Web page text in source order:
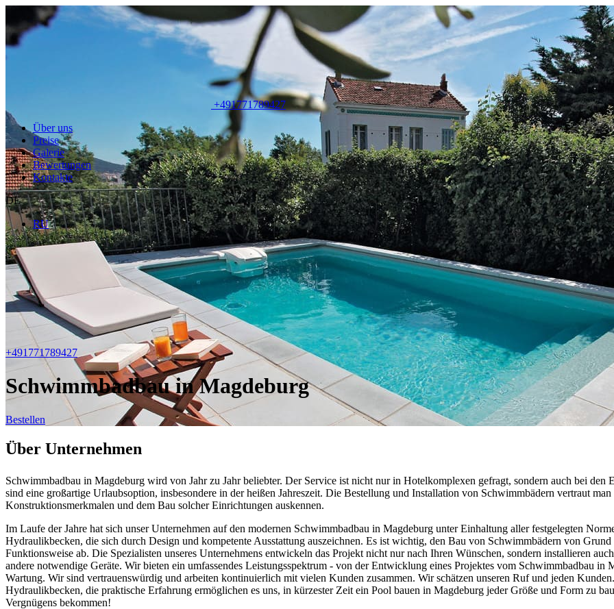
+491771789427
Über uns
Preise
Galerie
Bewertungen
Kontakte
DE
RU
+491771789427
Schwimmbadbau in Magdeburg
Bestellen
Über Unternehmen
Schwimmbadbau in Magdeburg wird von Jahr zu Jahr beliebter. Der Service ist nicht nur in Hotelkomplexen gefragt, sondern auch bei
sind eine großartige Urlaubsoption, insbesondere in der heißen Jahreszeit. Die Bestellung und Installation von Schwimmbädern vertraut
Konstruktionsmerkmalen und dem Bau solcher Einrichtungen auskennen.
Im Laufe der Jahre hat sich unser Unternehmen auf den modernen Schwimmbadbau in Magdeburg unter Einhaltung aller festgelegten
Hydraulikbecken, die sich durch Design und kompetente Ausstattung auszeichnen. Es ist wichtig, den Bau von Schwimmbädern von
Funktionsweise ab. Die Spezialisten unseres Unternehmens entwickeln das Projekt nicht nur nach Ihren Wünschen, sondern installieren
andere notwendige Geräte. Wir bieten ein umfassendes Leistungsspektrum - von der Entwicklung eines Projektes vom Schwimmbadbau
Wartung. Wir sind vertrauenswürdig und arbeiten kontinuierlich mit vielen Kunden zusammen. Wir schätzen unseren Ruf und jeden
Hydraulikbecken, die praktische Erfahrung ermöglichen es uns, in kürzester Zeit ein Pool bauen in Magdeburg jeder Größe und Form zu
Vergnügens bekommen!